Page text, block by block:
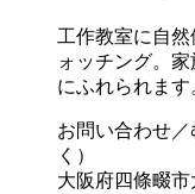
工作教室に自
ォッチング。
にふれられます
お問い合わせ
く）
大阪府四條畷市